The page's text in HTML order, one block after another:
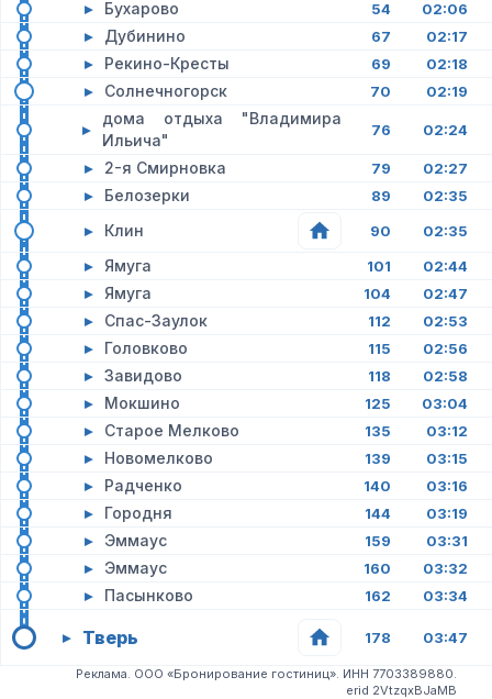
▸ Бухарово 54 02:06
▸ Дубинино 67 02:17
▸ Рекино-Кресты 69 02:18
▸ Солнечногорск 70 02:19
▸
дома отдыха "Владимира
Ильича"
76 02:24
▸ 2-я Смирновка 79 02:27
▸ Белозерки 89 02:35
▸ Клин 90 02:35
▸ Ямуга 101 02:44
▸ Ямуга 104 02:47
▸ Спас-Заулок 112 02:53
▸ Головково 115 02:56
▸ Завидово 118 02:58
▸ Мокшино 125 03:04
▸ Старое Мелково 135 03:12
▸ Новомелково 139 03:15
▸ Радченко 140 03:16
▸ Городня 144 03:19
▸ Эммаус 159 03:31
▸ Эммаус 160 03:32
▸ Пасынково 162 03:34
▸ Тверь 178 03:47
Реклама. ООО «Бронирование гостиниц». ИНН 7703389880.
erid 2VtzqxBJaMB